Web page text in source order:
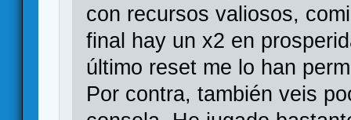
con recursos valiosos,
final hay un x2 en
último reset me lo han
Por contra, también veis